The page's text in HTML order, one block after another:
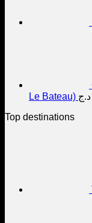
Le Bateau) د.ج
Top destinations